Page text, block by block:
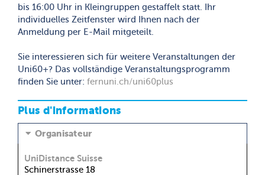
bis 16:00 Uhr in Kleingruppen gestaffelt statt. Ihr
individuelles Zeitfenster wird Ihnen nach der
Anmeldung per E-Mail mitgeteilt.
Sie interessieren sich für weitere Veranstaltungen der
Uni60+? Das vollständige Veranstaltungsprogramm
finden Sie unter: fernuni.ch/uni60plus
Plus d'informations
Organisateur
UniDistance Suisse
Schinerstrasse 18